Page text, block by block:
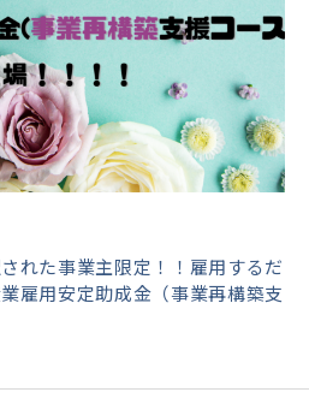
れた事業主限定！！雇用するだ
雇用安定助成金（事業再構築支